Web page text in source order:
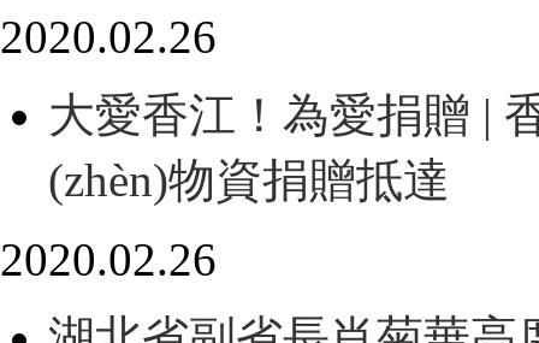
2020.02.26
大愛香江！為愛捐贈
(zhèn)物資捐贈抵達
2020.02.26